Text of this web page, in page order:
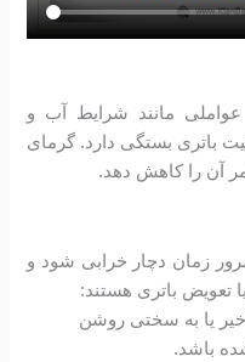
مانند شرایط آب و
باتری بستگی دارد. گرمای
آن را کاهش دهد.
زمان دچار خرابی شود و
تعویض باتری هستند:
یا به سختی روشن
باشد.